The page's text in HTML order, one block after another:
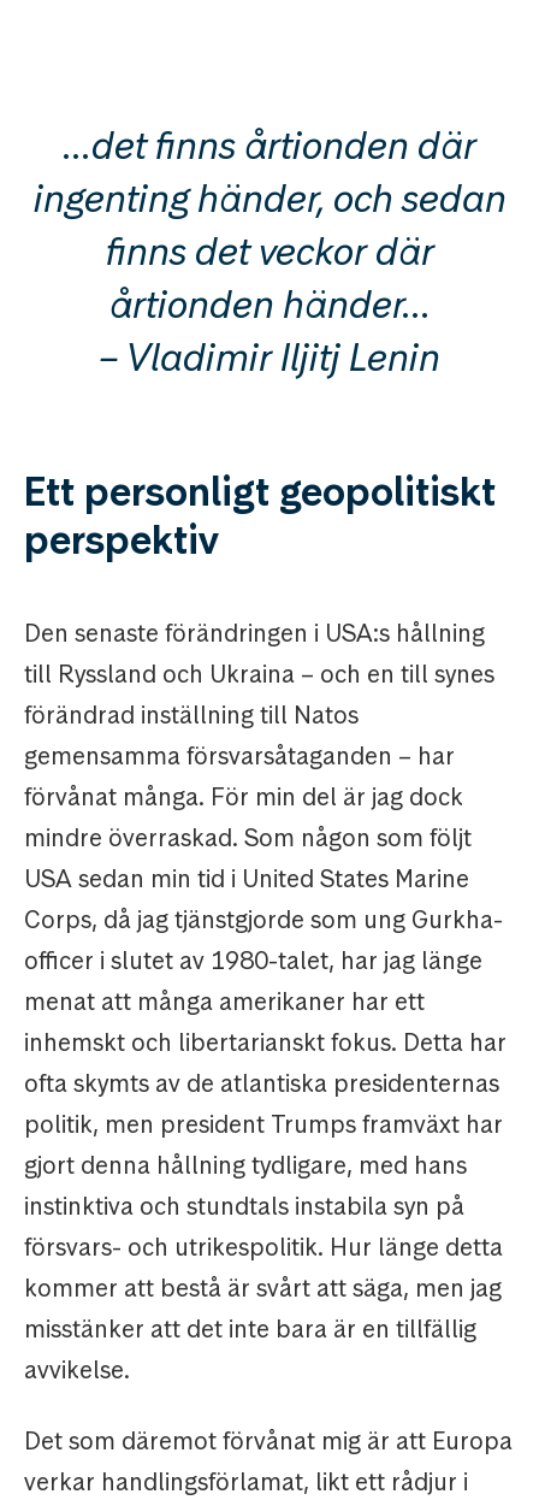
…det finns årtionden där
ingenting händer, och sedan
finns det veckor där
årtionden händer…
– Vladimir Iljitj Lenin
Ett personligt geopolitiskt
perspektiv
Den senaste förändringen i USA:s hållning
till Ryssland och Ukraina – och en till synes
förändrad inställning till Natos
gemensamma försvarsåtaganden – har
förvånat många. För min del är jag dock
mindre överraskad. Som någon som följt
USA sedan min tid i United States Marine
Corps, då jag tjänstgjorde som ung Gurkha-
officer i slutet av 1980-talet, har jag länge
menat att många amerikaner har ett
inhemskt och libertarianskt fokus. Detta har
ofta skymts av de atlantiska presidenternas
politik, men president Trumps framväxt har
gjort denna hållning tydligare, med hans
instinktiva och stundtals instabila syn på
försvars- och utrikespolitik. Hur länge detta
kommer att bestå är svårt att säga, men jag
misstänker att det inte bara är en tillfällig
avvikelse.
Det som däremot förvånat mig är att Europa
verkar handlingsförlamat, likt ett rådjur i